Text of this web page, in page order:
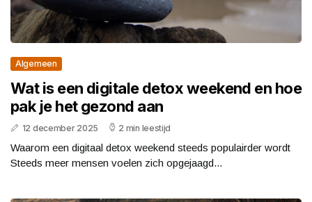
Algemeen
Wat is een digitale detox weekend en hoe
pak je het gezond aan
12 december 2025 2 min leestijd
Waarom een digitaal detox weekend steeds populairder wordt
Steeds meer mensen voelen zich opgejaagd...